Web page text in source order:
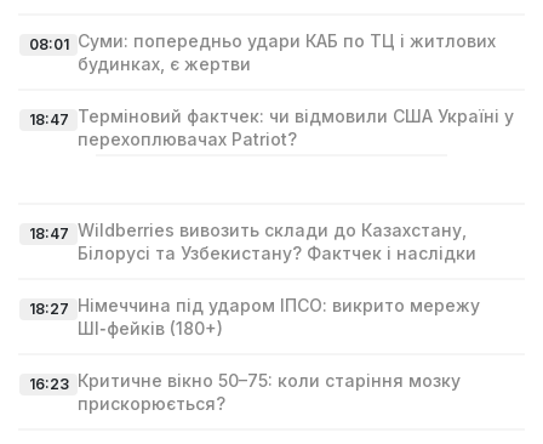
08:01 Суми: попередньо удари КАБ по ТЦ і житлових
будинках, є жертви
18:47 Терміновий фактчек: чи відмовили США Україні у
перехоплювачах Patriot?
18:47 Wildberries вивозить склади до Казахстану,
Білорусі та Узбекистану? Фактчек і наслідки
18:27 Німеччина під ударом ІПСО: викрито мережу
ШІ‑фейків (180+)
16:23 Критичне вікно 50–75: коли старіння мозку
прискорюється?